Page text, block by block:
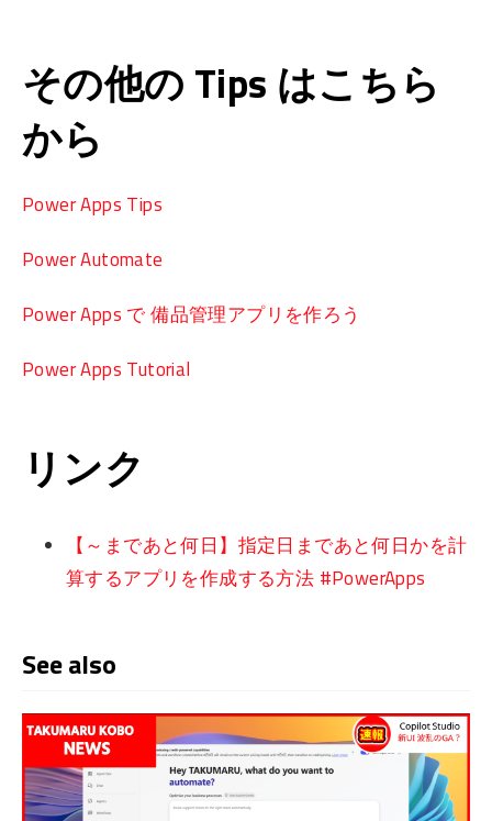
その他の Tips はこちら
から
Power Apps Tips
Power Automate
Power Apps で 備品管理アプリを作ろう
Power Apps Tutorial
リンク
【～まであと何日】指定日まであと何日かを計
算するアプリを作成する方法 #PowerApps
See also